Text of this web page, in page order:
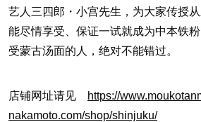
艺人三四郎・小宫先生，为大家传授
能尽情享受、保证一试就成为中本铁
受蒙古汤面的人，绝对不能错过。
店铺网址请见
https://
nakamoto.com/shop/shinjuku/